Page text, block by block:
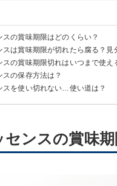
スの賞味期限はどのくらい？
ラエッセンスの賞味期限
ラエッセンスの賞味期限
スは賞味期限が切れたら腐る？見
スはほとんど腐らないが劣化はする
劣化したバニラエッセンスの特徴
スの賞味期限切れはいつまで使え
スの賞味期限切れは劣化していなければ
限切れのバニラエッセンス
切れのバニラエッセンス
期限切れのバニラエッセンス
限切れのバニラエッセンス
の保存方法は？
合は冷暗所で保存しよう
蔵庫での保存がおすすめ
スを使い切れない…使い道は？
ンスの賞味